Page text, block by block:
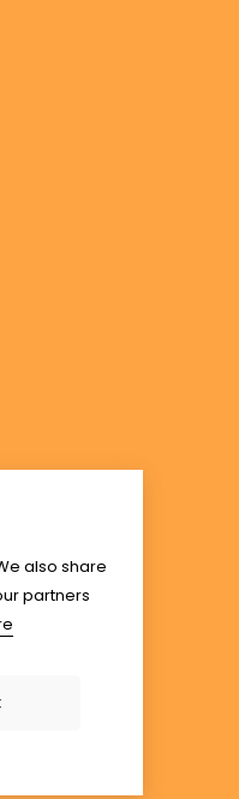
also share
partners